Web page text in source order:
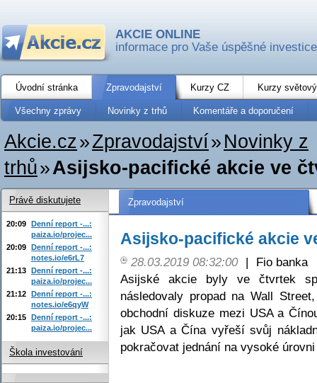
AKCIE ONLINE
informace pro Vaše úspěšné investice
Úvodní stránka Zpravodajství Kurzy CZ Kurzy
Všechny zprávy Novinky z trhů Komentáře a doporučení
Akcie.cz»Zpravodajství» Novinky z
trhů»Asijsko-pacifické akcie ve
Zpravodajství
Asijsko-pacifické akcie
28.03.2019 08:32:00 |
Fio banka
Asijské akcie byly ve čtvrtek
následovaly propad na Wall
obchodní diskuze mezi USA a
jak USA a Čína vyřeší svůj
pokračovat jednání na vysoké
Právě diskutujete
20:09 Denní report -...:
paiza.io/projec...
20:09 Denní report -...:
notes.io/e6rL7
21:13 Denní report -...:
paiza.io/projec...
21:12 Denní report -...:
notes.io/e6qyW
20:15 Denní report -...:
paiza.io/projec...
Škola investování